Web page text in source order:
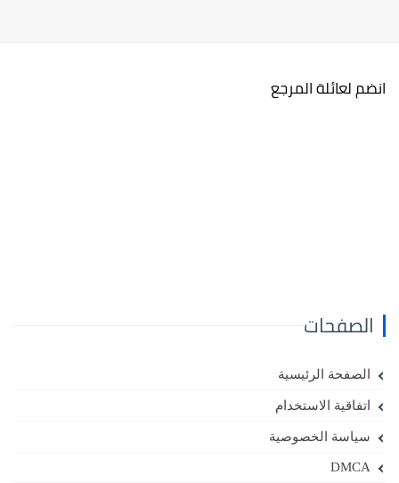
انضم لعائلة المرجع
الصفحات
الصفحة الرئيسية
اتفاقية الاستخدام
سياسة الخصوصية
DMCA